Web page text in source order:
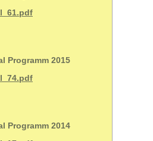
Programm 2015
Programm 2014